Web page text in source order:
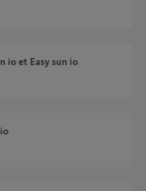
io et Easy sun io